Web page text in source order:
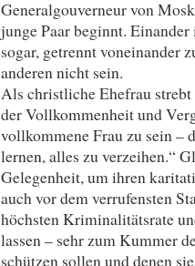
Generalgouverneur von
junge Paar beginnt.
sogar, getrennt voneinander
anderen nicht sein.
Als christliche Ehefrau strebt
der Vollkommenheit und
vollkommene Frau zu sein –
lernen, alles zu verzeihen.“
Gelegenheit, um ihren
auch vor dem verrufensten
höchsten Kriminalitätsrate
lassen – sehr zum Kummer
schützen sollen und denen